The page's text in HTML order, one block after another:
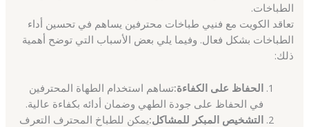
الطباخات.
تعاقد الكويت مع فنيي طباخات محترفين يساهم في تحسين أداء
الطباخات بشكل فعال. وفيما يلي بعض الأسباب التي توضح أهمية
ذلك:
الحفاظ على الكفاءة:تساهم استخدام الطهاة المحترفين
في الحفاظ على جودة الطهي وضمان أدائه بكفاءة عالية.
التشخيص المبكر للمشاكل:يمكن للطباخ المحترف التعرف